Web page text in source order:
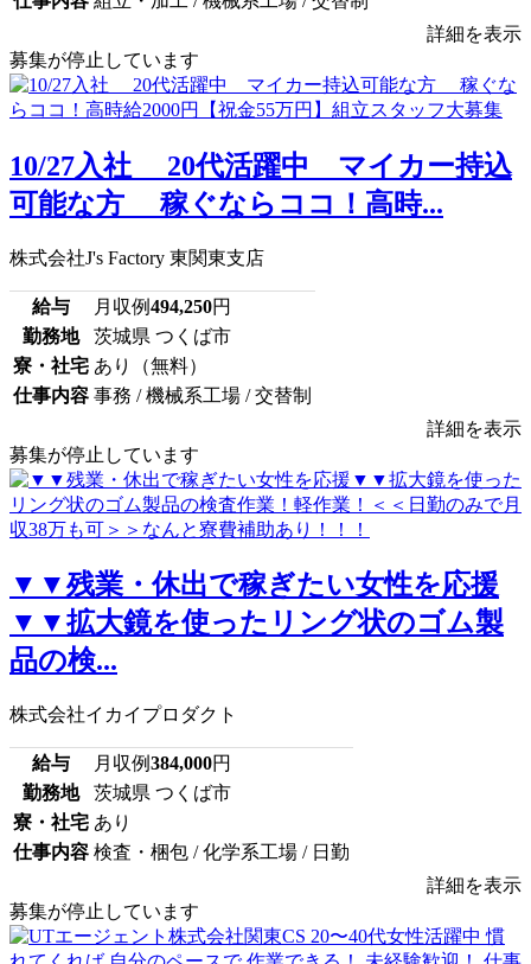
詳細を表示
募集が停止しています
10/27入社 20代活躍中 マイカー持込
可能な方 稼ぐならココ！高時...
株式会社J's Factory 東関東支店
給与 月収例494,250円
勤務地
茨城県 つくば市
寮・社宅 あり（無料）
仕事内容 事務 / 機械系工場 / 交替制
詳細を表示
募集が停止しています
▼▼残業・休出で稼ぎたい女性を応援
▼▼拡大鏡を使ったリング状のゴム製
品の検...
株式会社イカイプロダクト
給与 月収例384,000円
勤務地
茨城県 つくば市
寮・社宅 あり
仕事内容 検査・梱包 / 化学系工場 / 日勤
詳細を表示
募集が停止しています